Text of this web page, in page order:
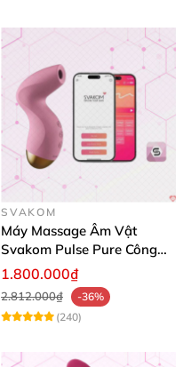
SVAKOM
Máy Massage Âm Vật
Svakom Pulse Pure Công
Nghệ Sóng Âm Hút Mạnh
1.800.000₫
2.812.000₫
-36%
(240)